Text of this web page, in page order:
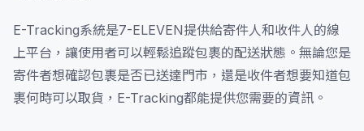
E-Tracking系統是7-ELEVEN提供給寄件人和收件人的線
上平台，讓使用者可以輕鬆追蹤包裹的配送狀態。無論您是
寄件者想確認包裹是否已送達門市，還是收件者想要知道包
裹何時可以取貨，E-Tracking都能提供您需要的資訊。